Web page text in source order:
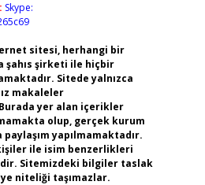
Skype:
sitesi, herhangi bir
şahıs şirketi ile hiçbir
Sitede yalnızca
makaleler
yer alan içerikler
olup, gerçek kurum
yapılmamaktadır.
ile isim benzerlikleri
Sitemizdeki bilgiler taslak
niteliği taşımazlar.